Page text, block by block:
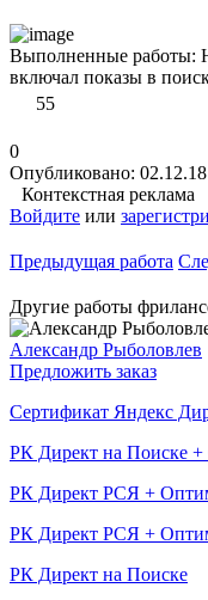
Выполненные работы:
включал показы в
55
0
Опубликовано:
Контекстная реклама
Войдите или
Предыдущая работа
Другие работы
Александр Рыболовлев
Предложить заказ
Сертификат Яндекс
РК Директ на Поиске
РК Директ РСЯ +
РК Директ РСЯ +
РК Директ на Поиске